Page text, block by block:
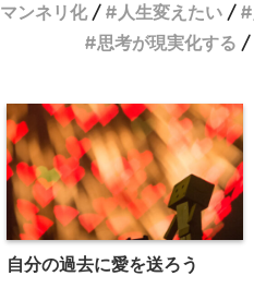
マンネリ化 人生変えたい
思考が現実化する
自分の過去に愛を送ろう